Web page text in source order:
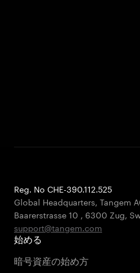
Reg. No CHE-390.112.525
Global Headquarters, Tangem
Baarerstrasse 10 , 6300 Zug,
support@tangem.com
始める
暗号資産の始め方